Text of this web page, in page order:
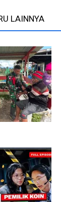
LAINNYA